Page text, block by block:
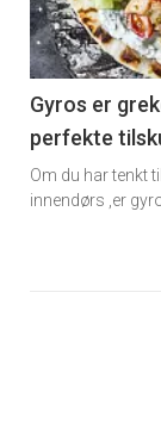
-
6
Gyros er
perfekte
Om du har tenkt
innendørs ,er